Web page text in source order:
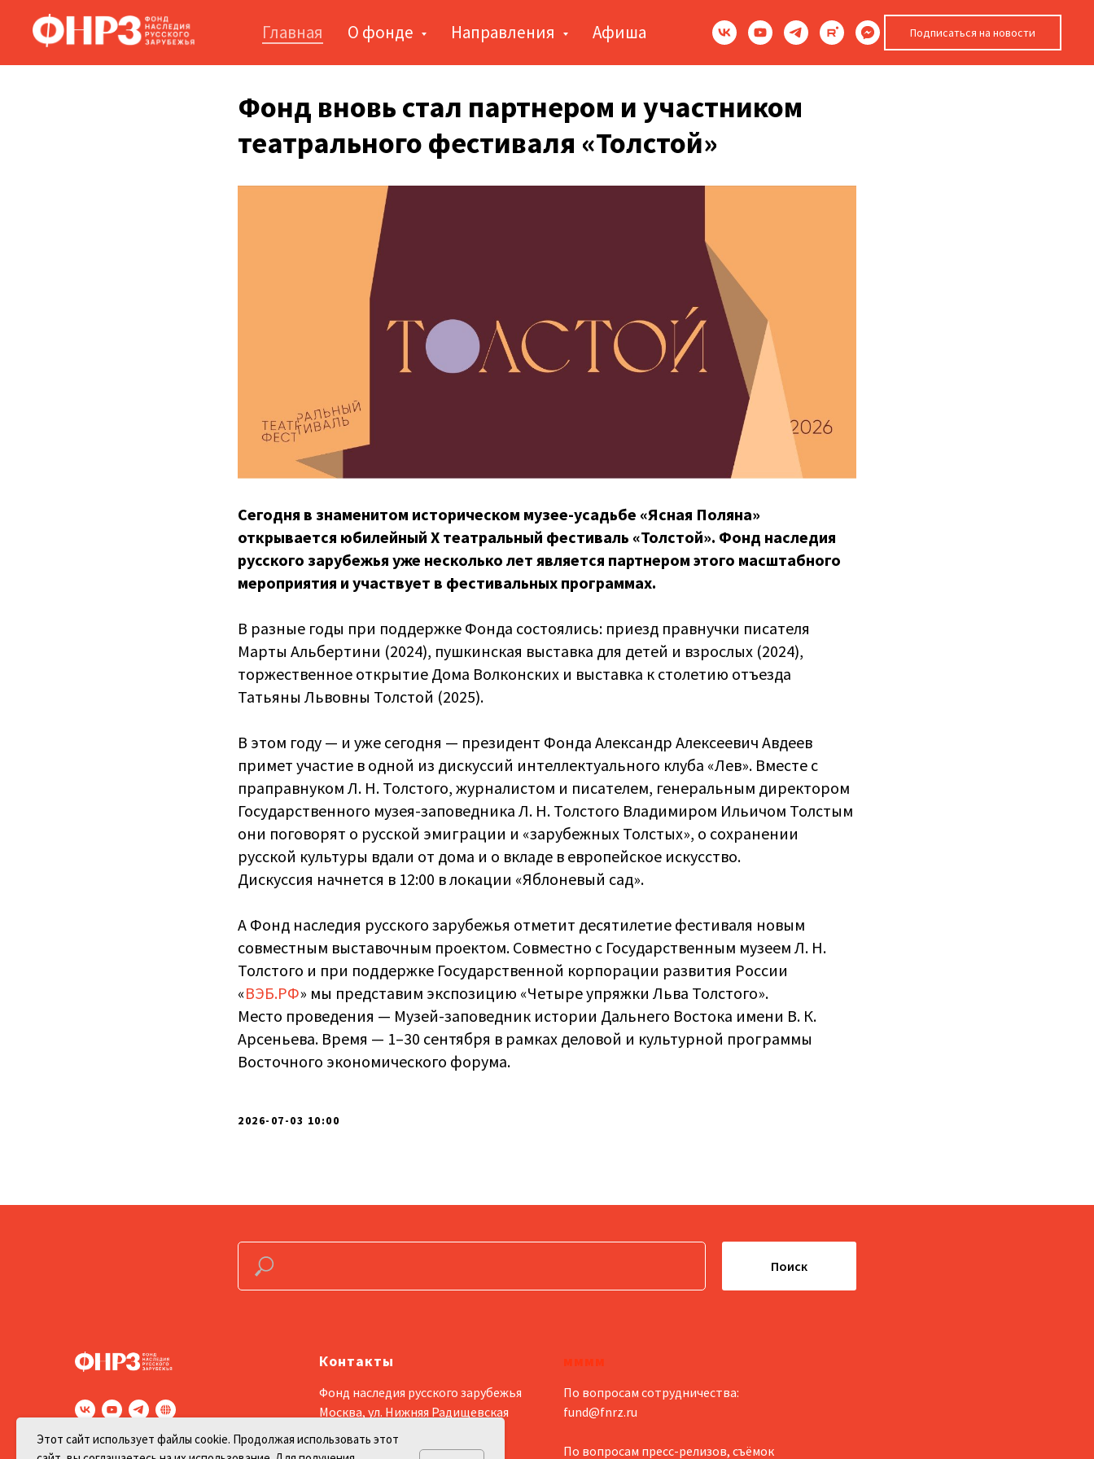
Главная О фонде Направления Афиша Подписаться на новости
Этот сайт использует файлы cookie. Продолжая использовать этот
Фонд вновь стал партнером и участником
театрального фестиваля «Толстой»
Сегодня в знаменитом историческом музее-усадьбе «Ясная Поляна»
открывается юбилейный X театральный фестиваль «Толстой». Фонд наследия
русского зарубежья уже несколько лет является партнером этого масштабного
мероприятия и участвует в фестивальных программах.
В разные годы при поддержке Фонда состоялись: приезд правнучки писателя
Марты Альбертини (2024), пушкинская выставка для детей и взрослых (2024),
торжественное открытие Дома Волконских и выставка к столетию отъезда
Татьяны Львовны Толстой (2025).
В этом году — и уже сегодня — президент Фонда Александр Алексеевич Авдеев
примет участие в одной из дискуссий интеллектуального клуба «Лев». Вместе с
праправнуком Л. Н. Толстого, журналистом и писателем, генеральным директором
Государственного музея-заповедника Л. Н. Толстого Владимиром Ильичом Толстым
они поговорят о русской эмиграции и «зарубежных Толстых», о сохранении
русской культуры вдали от дома и о вкладе в европейское искусство.
Дискуссия начнется в 12:00 в локации «Яблоневый сад».
А Фонд наследия русского зарубежья отметит десятилетие фестиваля новым
совместным выставочным проектом. Совместно с Государственным музеем Л. Н.
Толстого и при поддержке Государственной корпорации развития России
«ВЭБ.РФ» мы представим экспозицию «Четыре упряжки Льва Толстого».
Место проведения — Музей-заповедник истории Дальнего Востока имени В. К.
Арсеньева. Время — 1–30 сентября в рамках деловой и культурной программы
Восточного экономического форума.
2026-07-03 10:00
Поиск
Контакты
Фонд наследия русского зарубежья
Москва, ул. Нижняя Радищевская
мммм
По вопросам сотрудничества:
fund@fnrz.ru
По вопросам пресс-релизов, съёмок